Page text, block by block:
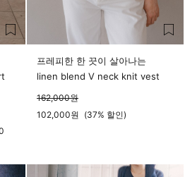
프레피한 한 끗이 살아나는
linen blend V neck knit vest
162,000원
102,000원 (37% 할인)